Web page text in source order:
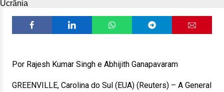
Por Rajesh Kumar Singh e Abhijith Ganapavaram
GREENVILLE, Carolina do Sul (EUA) (Reuters) – A General